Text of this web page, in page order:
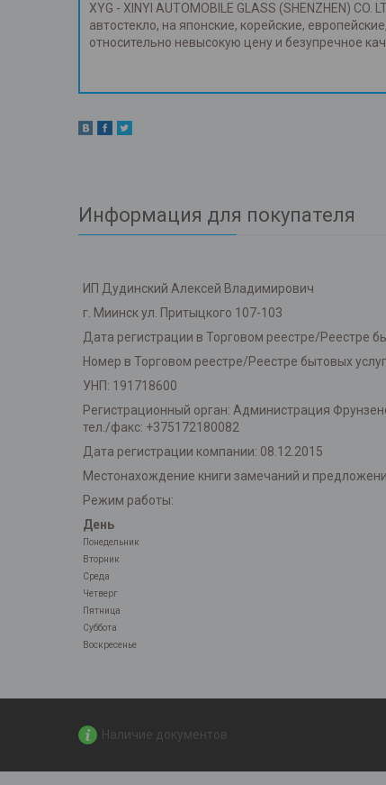
XYG - XINYI AUTOMOBILE GLASS (SHENZHEN)
автостекло, на японские, корейские,
относительно невысокую цену и безупречное
Информация для покупателя
ИП Дудинский Алексей Владимирович
г. Миинск ул. Притыцкого 107-103
Дата регистрации в Торговом реестре/Реестре
Номер в Торговом реестре/Реестре бытовых
УНП: 191718600
Регистрационный орган: Администрация
тел./факс: +375172180082
Дата регистрации компании: 08.12.2015
Местонахождение книги замечаний и
Режим работы:
День
Понедельник
Вторник
Среда
Четверг
Пятница
Суббота
Воскресенье
Наличие документов